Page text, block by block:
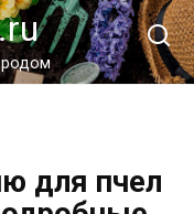
для пчел